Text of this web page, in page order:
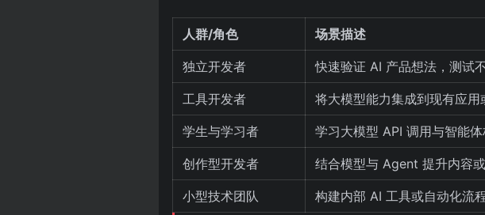
人群/角色 场景描述
独立开发者 快速验证 AI 产品想法，测试
工具开发者 将大模型能力集成到现有应用
学生与学习者 学习大模型 API 调用与智能体
创作型开发者 结合模型与 Agent 提升内容
小型技术团队 构建内部 AI 工具或自动化流